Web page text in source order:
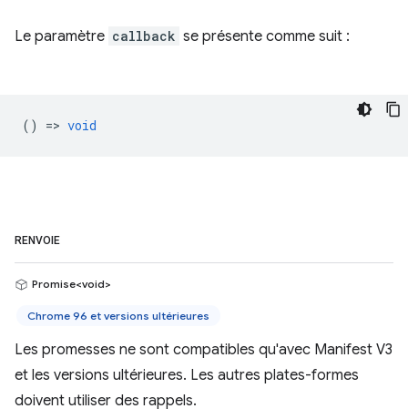
Le paramètre callback se présente comme suit :
() => void
RENVOIE
Promise<void>
Chrome 96 et versions ultérieures
Les promesses ne sont compatibles qu'avec Manifest V3
et les versions ultérieures. Les autres plates-formes
doivent utiliser des rappels.